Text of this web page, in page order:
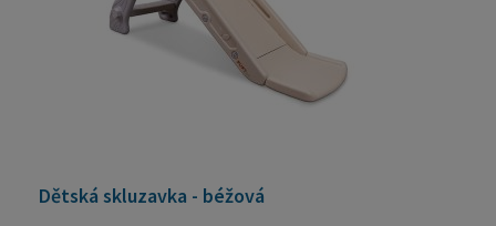
Dětská skluzavka - béžová